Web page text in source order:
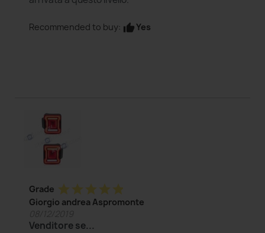
Recommended to buy: thumb_upYes
Grade star star star star star
Giorgio andrea Aspromonte
Venditore se...